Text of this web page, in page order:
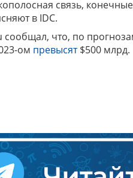
связь,
в IDC.
что, по
ом превысят$500 млрд.